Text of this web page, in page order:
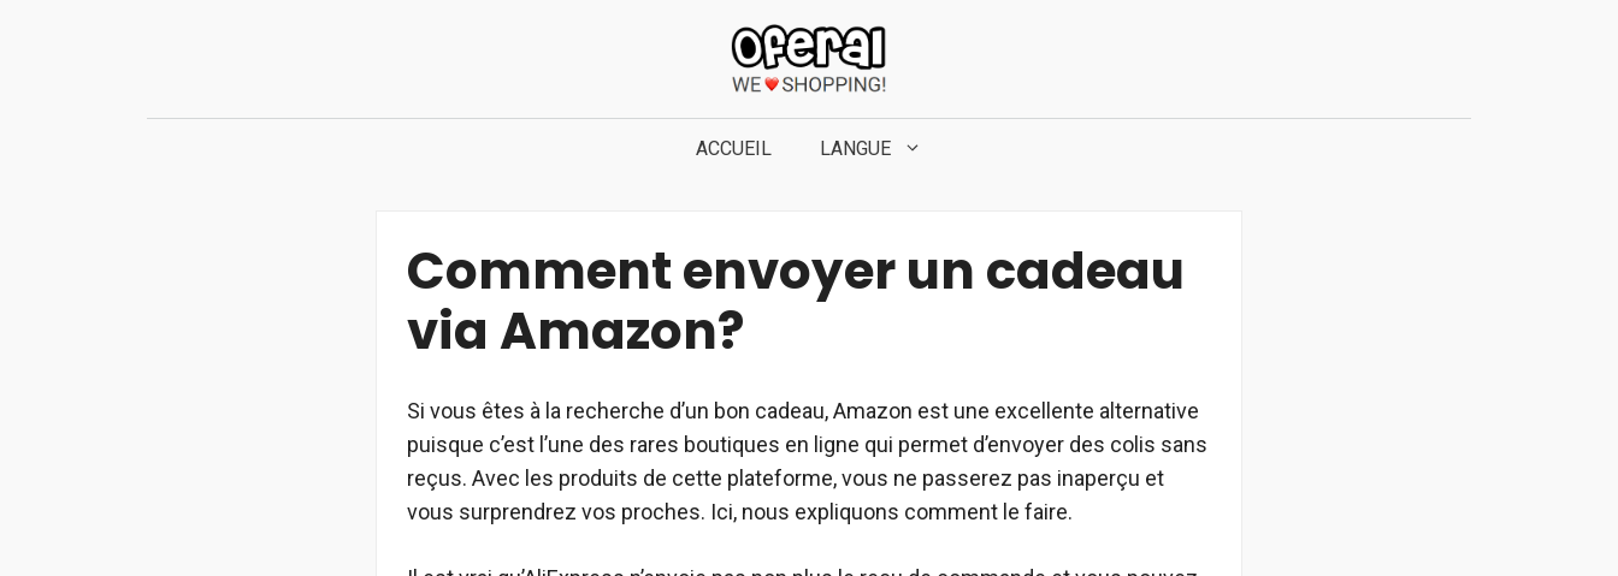
ACCUEIL LANGUE
Comment envoyer un cadeau
via Amazon?
Si vous êtes à la recherche d’un bon cadeau, Amazon est une excellente alternative
puisque c’est l’une des rares boutiques en ligne qui permet d’envoyer des colis sans
reçus. Avec les produits de cette plateforme, vous ne passerez pas inaperçu et
vous surprendrez vos proches. Ici, nous expliquons comment le faire.